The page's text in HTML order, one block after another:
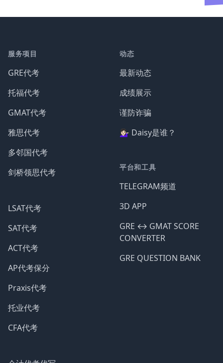
服务项目
GRE代考
托福代考
GMAT代考
雅思代考
多邻国代考
剑桥领思代考
LSAT代考
SAT代考
ACT代考
AP代考保分
Praxis代考
托业代考
CFA代考
动态
最新动态
成绩展示
谨防诈骗
💁🏻‍♀️ Daisy是谁？
平台和工具
TELEGRAM频道
3D APP
GRE ↔️ GMAT SCORE
CONVERTER
GRE QUESTION BANK